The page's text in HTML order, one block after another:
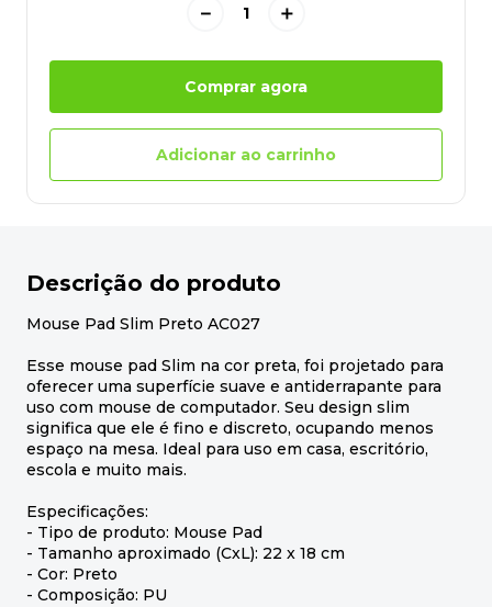
＋
－
Comprar agora
Adicionar ao carrinho
Descrição do produto
Mouse Pad Slim Preto AC027
Esse mouse pad Slim na cor preta, foi projetado para
oferecer uma superfície suave e antiderrapante para
uso com mouse de computador. Seu design slim
significa que ele é fino e discreto, ocupando menos
espaço na mesa. Ideal para uso em casa, escritório,
escola e muito mais.
Especificações:
- Tipo de produto: Mouse Pad
- Tamanho aproximado (CxL): 22 x 18 cm
- Cor: Preto
- Composição: PU